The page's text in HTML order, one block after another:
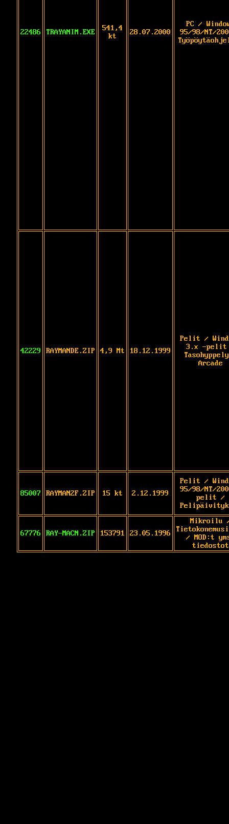
22486 TRAYANIM.EXE
541,4
kt
28.07.2000
PC /
95/98/NT/
42229 RAYMANDE.ZIP 4,9 Mt 18.12.1999
Pelit /
3.x -
Arcade
85007 RAYMAN2F.ZIP 15 kt 2.12.1999
Pelit /
95/98/NT/
pelit /
67776 RAY-MACN.ZIP 153791 23.05.1996
Mikroilu
/ MOD:t
tiedostot